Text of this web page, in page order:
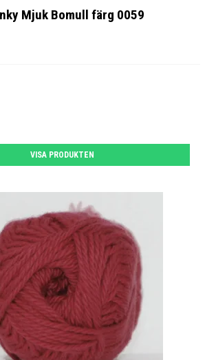
Mjuk Bomull färg 0059
VISA PRODUKTEN